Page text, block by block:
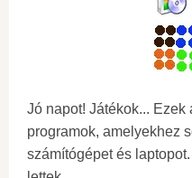
Jó napot! Játékok...
programok, amelyekhez
számítógépet és